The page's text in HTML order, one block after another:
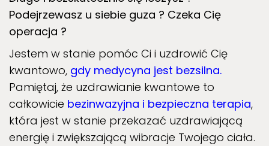
Podejrzewasz u siebie guza ? Czeka Cię
operacja ?
Jestem w stanie pomóc Ci i uzdrowić Cię
kwantowo, gdy medycyna jest bezsilna.
Pamiętaj, że uzdrawianie kwantowe to
całkowicie bezinwazyjna i bezpieczna terapia,
która jest w stanie przekazać uzdrawiającą
energię i zwiększającą wibracje Twojego ciała.